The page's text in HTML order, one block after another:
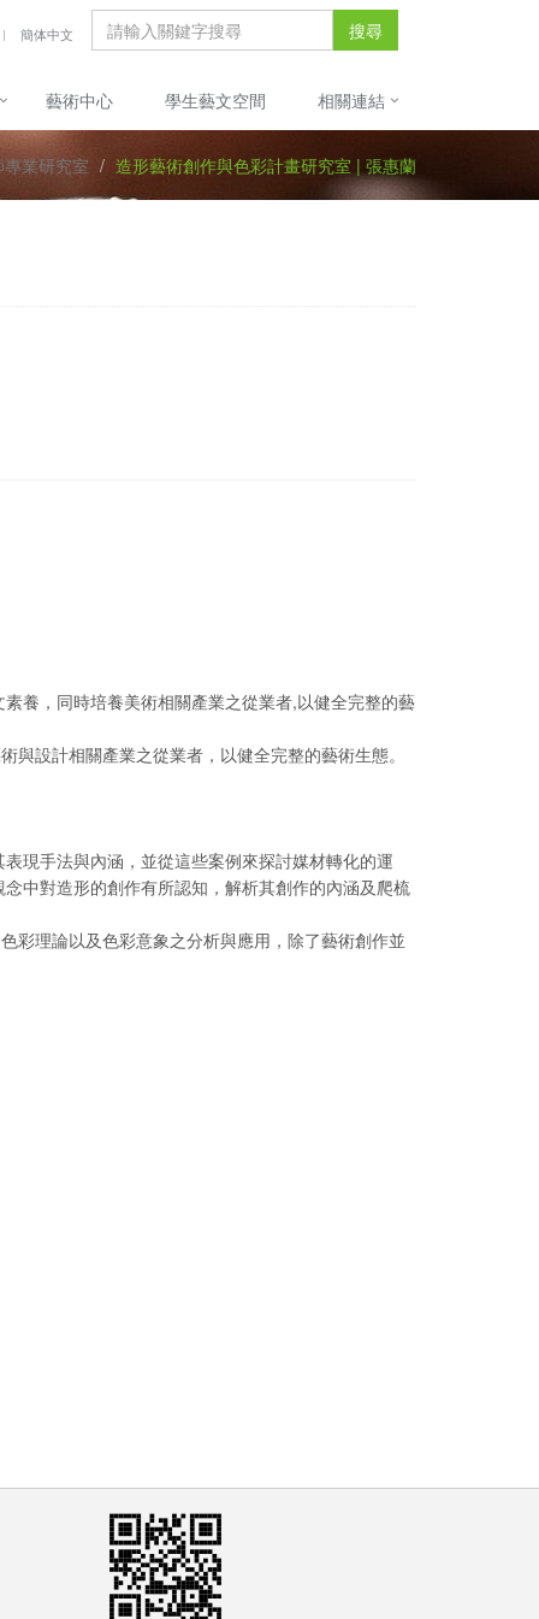
簡体中文 搜尋
藝術中心 學生藝文空間 相關連結
專業研究室 造形藝術創作與色彩計畫研究室 | 張惠蘭
養，同時培養美術相關產業之從業者,以健全完整的藝
設計相關產業之從業者，以健全完整的藝術生態。
現手法與內涵，並從這些案例來探討媒材轉化的運
中對造形的創作有所認知，解析其創作的內涵及爬梳
彩理論以及色彩意象之分析與應用，除了藝術創作並